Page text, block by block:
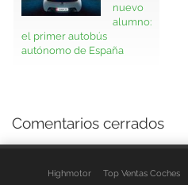
nuevo
alumno:
el primer autobús
autónomo de España
Comentarios cerrados
Highmotor Top Ventas Coches